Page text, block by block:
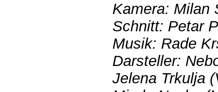
Kamera: Milan
Schnitt: Petar
Musik: Rade
Darsteller:
Jelena Trkulja